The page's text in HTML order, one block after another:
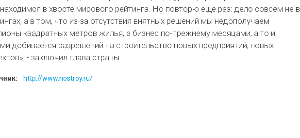
в хвосте мирового рейтинга. Но повторю ещё раз: дело совсем не в
а в том, что из-за отсутствия внятных решений мы недополучаем
квадратных метров жилья, а бизнес по-прежнему месяцами, а то и
добивается разрешений на строительство новых предприятий, новых
- заключил глава страны.
http://www.nostroy.ru/